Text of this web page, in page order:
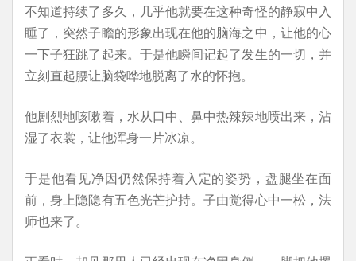
不知道持续了多久，几乎他就要在这种奇怪的静寂中入
睡了，突然子瞻的形象出现在他的脑海之中，让他的心
一下子狂跳了起来。于是他瞬间记起了发生的一切，并
立刻直起腰让脑袋哗地脱离了水的怀抱。
他剧烈地咳嗽着，水从口中、鼻中热辣辣地喷出来，沾
湿了衣裳，让他浑身一片冰凉。
于是他看见净因仍然保持着入定的姿势，盘腿坐在面
前，身上隐隐有五色光芒护持。子由觉得心中一松，法
师也来了。